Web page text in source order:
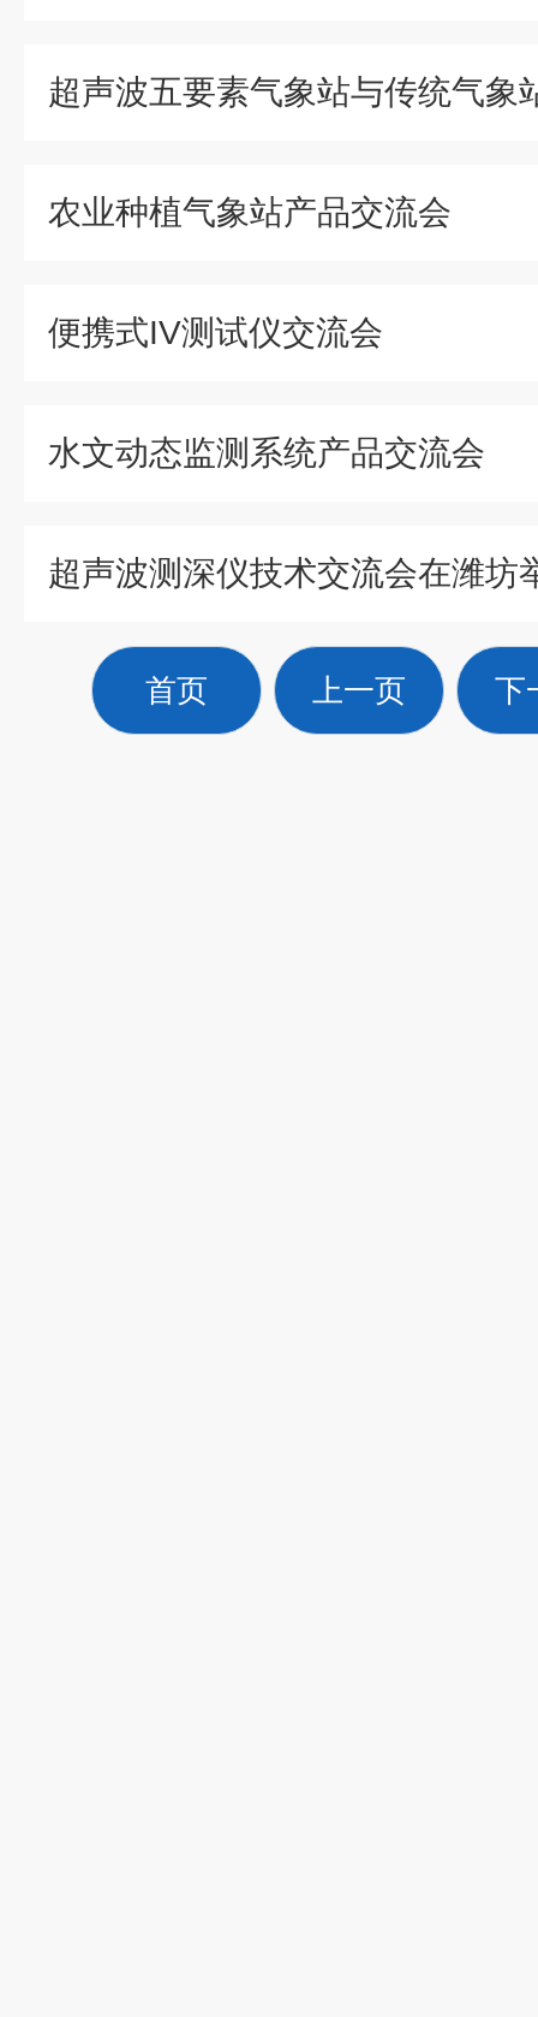
农业种植气象站产品交流会
便携式IV测试仪交流会
水文动态监测系统产品交流会
超声波测深仪技术交流会在潍坊
首页 上一页 下